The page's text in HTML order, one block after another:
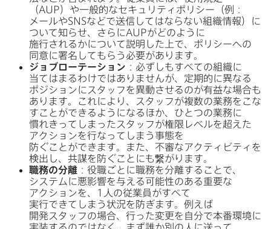
（AUP）や​一般的な​セキュリティポリシー​（例：
メールやSNSなどで​送信してはならない​組織情報）に​
ついて​知らせ、​さらにAUPが​どのように​
施行されるかに​ついて​説明した上で、​ポリシーへの​
同意に​署名して​もらう​必要が​あります。
ジョブローテーション ：​必ずしも​すべての​組織に​
当てはまるわけでは​ありませんが、​定期的に​異なる​
ポジションに​スタッフを​異動させるのが​有益な​場合も​
あります。​これに​より、​スタッフが​複数の​業務を​こな​
すことができるようになる​ほか、​ひとつの​業務に​
慣れきってしまった​スタッフが​権限レベルを​超えた​
アクションを​行なってしまう​事態を​
防ぐことができます。​また、​不審な​アクティビティを​
検出し、​共謀を​防ぐことにも​繋がります。
職務の​分離 ：役職ごとに​職務を​分離する​ことで、​
システムに​悪影響を​与える​可能性の​ある​重要な​
アクションを、
1
人の​従業員が​すべて​
実行できてしまう​状況を​防ぎます。​例えば​
開発スタッフの​場合、​行った​変更を​自分で​本番環境に​
実装するのではなく、​まず誰か別の​人に​送って​